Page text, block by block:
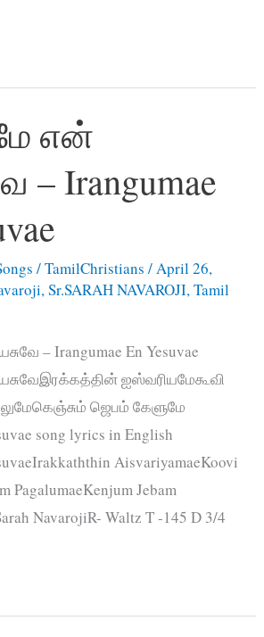
என்
– Irangumae
/TamilChristians/ April 26,
,Sr.SARAH NAVAROJI,Tamil
– Irangumae En Yesuvae
ஐஸ்வரியமேகூவி
ஜெபம் கேளுமே
song lyrics in English
AisvariyamaeKoovi
PagalumaeKenjum Jebam
NavarojiR- Waltz T -145 D 3/4